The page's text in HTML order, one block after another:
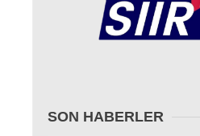
SON HABERLER